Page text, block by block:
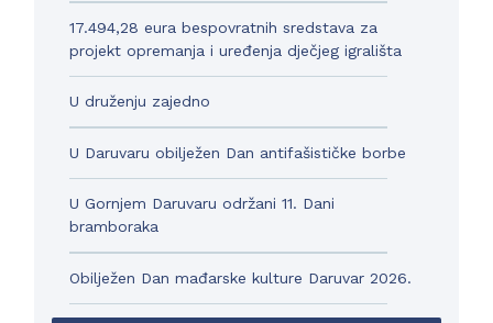
17.494,28 eura bespovratnih sredstava za
projekt opremanja i uređenja dječjeg igrališta
U druženju zajedno
U Daruvaru obilježen Dan antifašističke borbe
U Gornjem Daruvaru održani 11. Dani
bramboraka
Obilježen Dan mađarske kulture Daruvar 2026.